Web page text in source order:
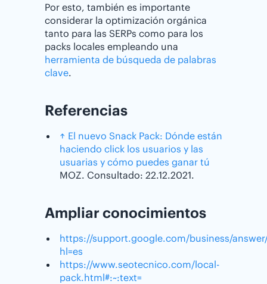
Por esto, también es importante
considerar la optimización orgánica
tanto para las SERPs como para los
packs locales empleando una
herramienta de búsqueda de palabras
clave.
Referencias
↑ El nuevo Snack Pack: Dónde están
haciendo click los usuarios y las
usuarias y cómo puedes ganar tú
MOZ. Consultado: 22.12.2021.
Ampliar conocimientos
https://support.google.com/business/
hl=es
https://www.seotecnico.com/local-
pack.html#:~:text=